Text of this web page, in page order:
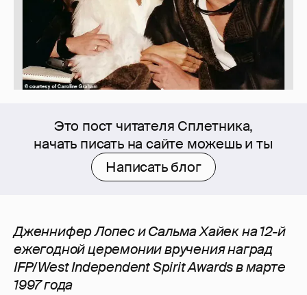
Это пост читателя Сплетника,
начать писать на сайте можешь и ты
Написать блог
Дженнифер Лопес и Сальма Хайек на 12-й
ежегодной церемонии вручения наград
IFP/West Independent Spirit Awards в марте
1997 года